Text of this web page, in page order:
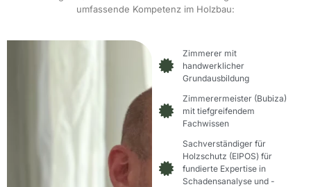
umfassende Kompetenz im Holzbau:
Zimmerer mit
handwerklicher
Grundausbildung
Zimmerermeister (Bubiza)
mit tiefgreifendem
Fachwissen
Sachverständiger für
Holzschutz (EIPOS) für
fundierte Expertise in
Schadensanalyse und -